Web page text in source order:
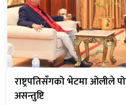
राष्ट्रपतिसँगको भेटमा ओलीले
असन्तुष्टि